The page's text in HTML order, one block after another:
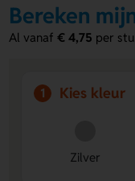
met naam. Geleverd in
een offerte aan.
92% gerecycled
nieuwe
slijtvaste
Bereken
Al vanaf€ 4,75 per
1 Kies kleur
Zilver